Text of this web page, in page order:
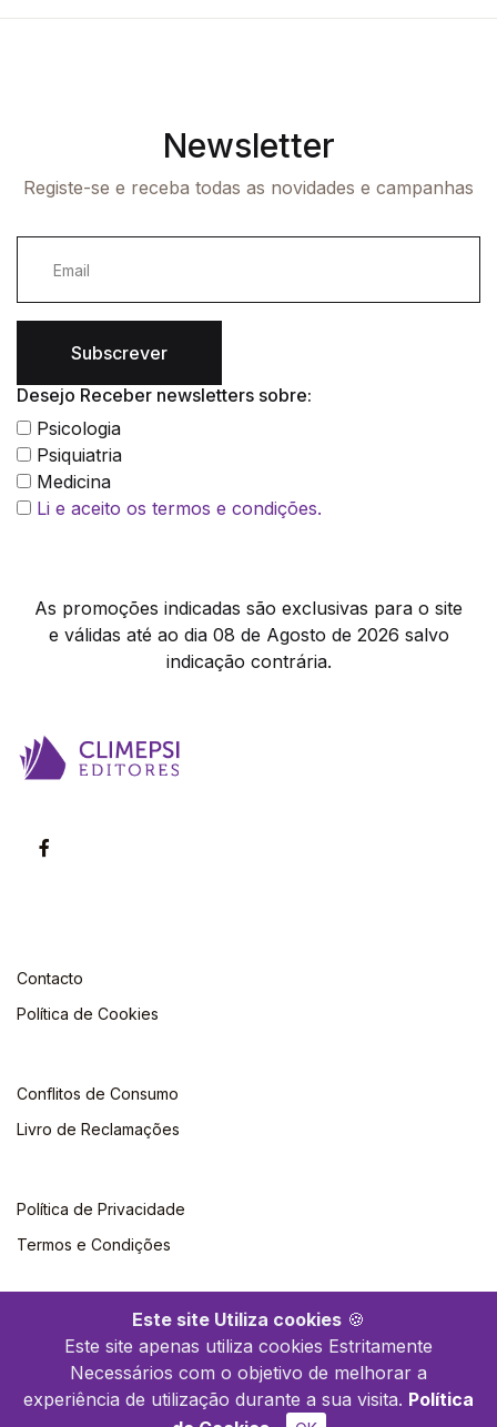
Este site Utiliza cookies 🍪
Este site apenas utiliza cookies Estritamente
Necessários com o objetivo de melhorar a
experiência de utilização durante a sua visita. Política
Newsletter
Registe-se e receba todas as novidades e campanhas
Subscrever
Desejo Receber newsletters sobre:
Psicologia
Psiquiatria
Medicina
Li e aceito os termos e condições.
As promoções indicadas são exclusivas para o site
e válidas até ao dia 08 de Agosto de 2026 salvo
indicação contrária.
Contacto
Política de Cookies
Conflitos de Consumo
Livro de Reclamações
Política de Privacidade
Termos e Condições
©2026 Climepsi. Todos os direitos reservados